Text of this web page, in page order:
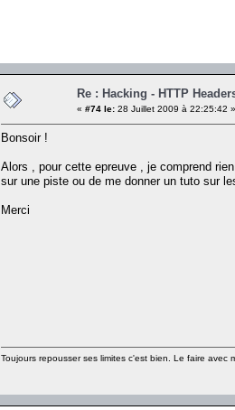
Re : Hacking - HTTP
« #74 le: 28 Juillet 2009 à 22:25:42 »
Bonsoir !
Alors , pour cette epreuve , je comprend
sur une piste ou de me donner un tuto sur
Merci
Toujours repousser ses limites c'est bien. Le faire avec